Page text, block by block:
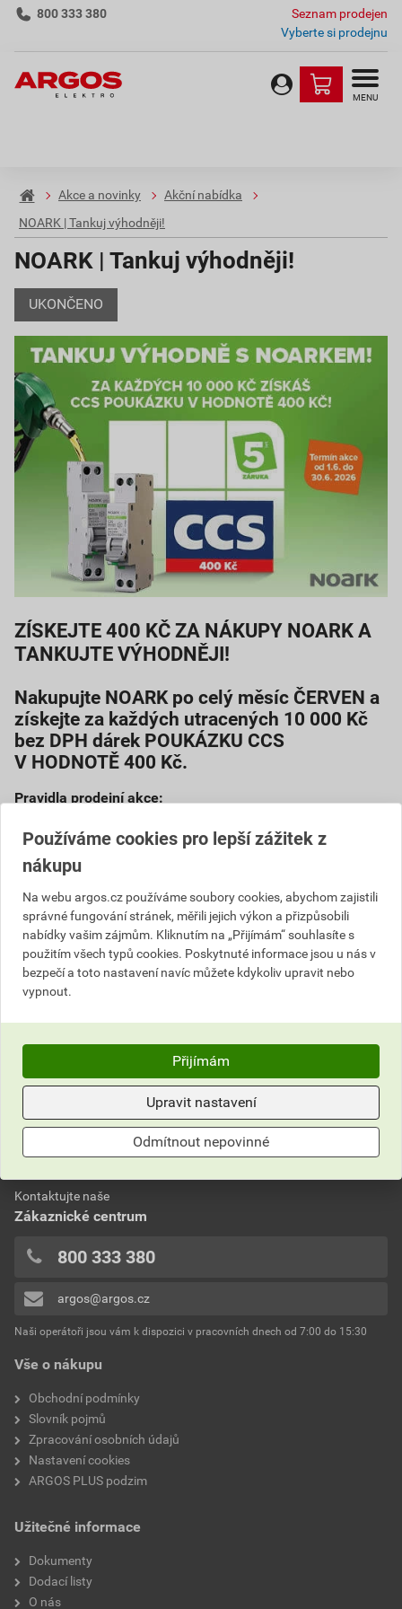
800 333 380
Seznam prodejen
Vyberte si prodejnu
MENU
Akce a novinky
Akční nabídka
NOARK | Tankuj výhodněji!
NOARK | Tankuj výhodněji!
UKONČENO
ZÍSKEJTE 400 KČ ZA NÁKUPY NOARK A
TANKUJTE VÝHODNĚJI!
Nakupujte NOARK po celý měsíc ČERVEN a
získejte za každých utracených 10 000 Kč
bez DPH dárek POUKÁZKU CCS
V HODNOTĚ 400 Kč.
Pravidla prodejní akce:
Každých 10 000 Kč = poukázka v hodnotě 400 Kč na
tankování.
Hodnota nákupu je uvedena bez DPH.
Maximálně 10 poukazů na zákazníka – jedno IČO.
POUKAZY SE BUDOU ROZDÁVAT PO SKONČENÍ
PRODEJNÍ AKCE, DLE KONEČNÉHO OBRATU V MĚSÍCI
ČERVNU 2026.
Vše o nákupu
Obchodní podmínky
Slovník pojmů
Zpracování osobních údajů
Nastavení cookies
ARGOS PLUS podzim
Užitečné informace
Dokumenty
Dodací listy
O nás
Nevíte si rady?
Kontaktujte naše
Zákaznické centrum
800 333 380
argos@argos.cz
Naši operátoři jsou vám k dispozici v pracovních dnech od 7:00 do 15:30
Používáme cookies pro lepší zážitek z
nákupu
Na webu argos.cz používáme soubory cookies, abychom zajistili
správné fungování stránek, měřili jejich výkon a přizpůsobili
nabídky vašim zájmům. Kliknutím na „Přijímám“ souhlasíte s
použitím všech typů cookies. Poskytnuté informace jsou u nás v
bezpečí a toto nastavení navíc můžete kdykoliv upravit nebo
vypnout.
Přijímám
Upravit nastavení
Odmítnout nepovinné